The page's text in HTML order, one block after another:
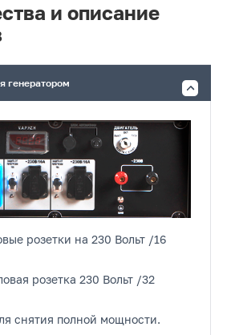
и описание
генератором
розетки на 230 Вольт /16
розетка 230 Вольт /32
снятия полной мощности.